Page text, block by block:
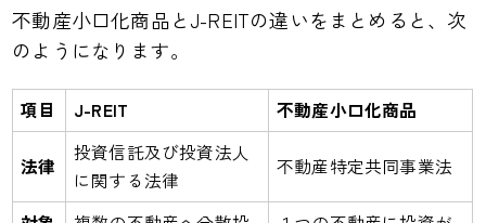
不動産小口化商品とJ-REITの違いをまとめると、次
のようになります。
項目 J-REIT 不動産小口化商品
法律
投資信託及び投資法人
に関する法律
不動産特定共同事業法